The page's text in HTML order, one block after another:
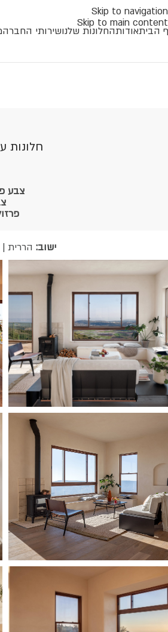
Skip to navigation
Skip to main content
הביתאודותהחלונות שלנושירותי החברה
חלונות
צבע
ישוב: הררית